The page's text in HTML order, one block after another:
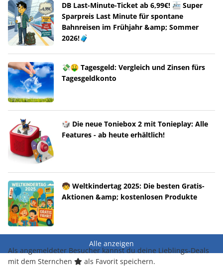
DB Last-Minute-Ticket ab 6,99€! 🚈 Super
Sparpreis Last Minute für spontane
Bahnreisen im Frühjahr &amp; Sommer
2026!🧳
💸🤑 Tagesgeld: Vergleich und Zinsen fürs
Tagesgeldkonto
🎲 Die neue Toniebox 2 mit Tonieplay: Alle
Features - ab heute erhältlich!
🧒 Weltkindertag 2025: Die besten Gratis-
Aktionen &amp; kostenlosen Produkte
Alle anzeigen
Als angemeldeter Besucher kannst du deine Lieblings-Deals
mit dem Sternchen
als Favorit speichern.